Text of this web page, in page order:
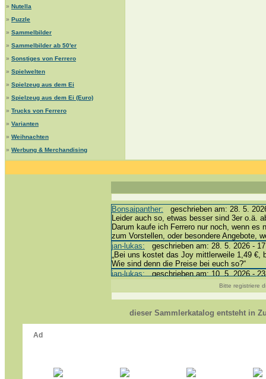
» Nutella
» Puzzle
» Sammelbilder
» Sammelbilder ab 50'er
» Sonstiges von Ferrero
» Spielwelten
» Spielzeug aus dem Ei
» Spielzeug aus dem Ei (Euro)
» Trucks von Ferrero
» Varianten
» Weihnachten
» Werbung & Merchandising
Bonsaipanther: geschrieben am: 28. 5.
Leider auch so, etwas besser sind 3er o.ä.
Darum kaufe ich Ferrero nur noch, wenn es
zum Vorstellen, oder besondere Angebote,
jan-lukas: geschrieben am: 28. 5. 2026 -
„Bei uns kostet das Joy mittlerweile 1,49 €,
Wie sind denn die Preise bei euch so?“
jan-lukas:geschrieben am: 10. 5. 2026 -
Bonsaipanther:geschrieben am: 10. 5.
@ Harald
https://www.ue-ei-portal-
Dein Enkel sollte zur Strafe die nächsten 3
jan-lukas:
geschrieben am: 29. 4. 2026 -
https://www.ferrero-
Bitte registriere
dieser Sammlerkatalog entsteht in